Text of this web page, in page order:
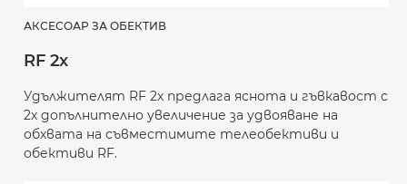
АКСЕСОАР ЗА ОБЕКТИВ
RF 2x
Удължителят RF 2x предлага яснота и гъвкавост с
2х допълнително увеличение за удвояване на
обхвата на съвместимите телеобективи и
обективи RF.